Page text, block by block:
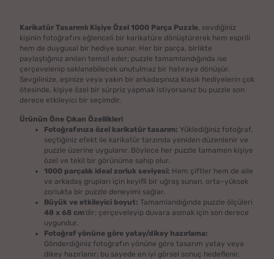
Karikatür Tasarımlı Kişiye Özel 1000 Parça Puzzle, sevdiğiniz
kişinin fotoğrafını eğlenceli bir karikatüre dönüştürerek hem esprili
hem de duygusal bir hediye sunar. Her bir parça, birlikte
paylaştığınız anıları temsil eder; puzzle tamamlandığında ise
çerçevelenip saklanabilecek unutulmaz bir hatıraya dönüşür.
Sevgilinize, eşinize veya yakın bir arkadaşınıza klasik hediyelerin çok
ötesinde, kişiye özel bir sürpriz yapmak istiyorsanız bu puzzle son
derece etkileyici bir seçimdir.
Ürünün Öne Çıkan Özellikleri
Fotoğrafınıza özel karikatür tasarım: Yüklediğiniz fotoğraf,
seçtiğiniz efekt ile karikatür tarzında yeniden düzenlenir ve
puzzle üzerine uygulanır. Böylece her puzzle tamamen kişiye
özel ve tekil bir görünüme sahip olur.
1000 parçalık ideal zorluk seviyesi: Hem çiftler hem de aile
ve arkadaş grupları için keyifli bir uğraş sunan, orta–yüksek
zorlukta bir puzzle deneyimi sağlar.
Büyük ve etkileyici boyut: Tamamlandığında puzzle ölçüleri
48 x 68 cm’dir; çerçeveleyip duvara asmak için son derece
uygundur.
Fotoğraf yönüne göre yatay/dikey hazırlama:
Gönderdiğiniz fotoğrafın yönüne göre tasarım yatay veya
dikey hazırlanır; bu sayede en iyi görsel sonuç hedeflenir.